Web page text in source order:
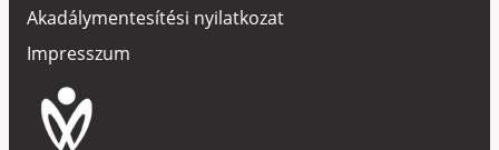
Akadálymentesítési nyilatkozat
Impresszum